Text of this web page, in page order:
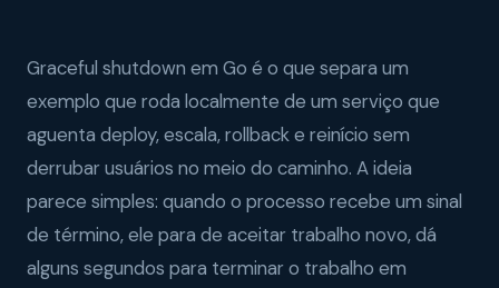
Graceful shutdown em Go é o que separa um
exemplo que roda localmente de um serviço que
aguenta deploy, escala, rollback e reinício sem
derrubar usuários no meio do caminho. A ideia
parece simples: quando o processo recebe um sinal
de término, ele para de aceitar trabalho novo, dá
alguns segundos para terminar o trabalho em